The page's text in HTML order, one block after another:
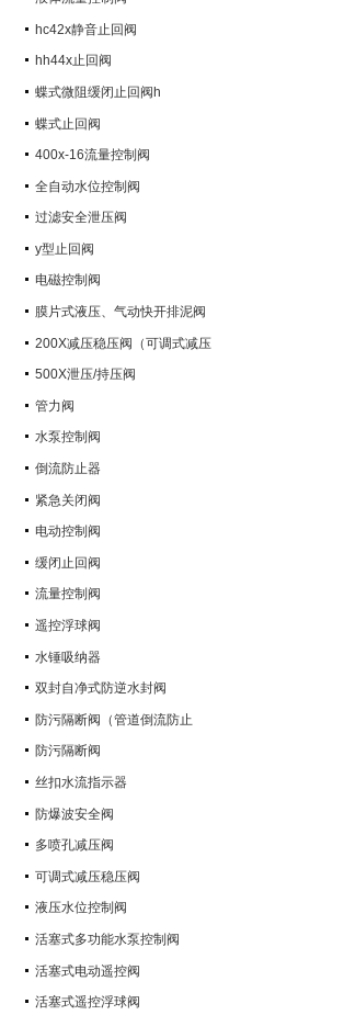
hc42x静音止回阀
hh44x止回阀
蝶式微阻缓闭止回阀h
蝶式止回阀
400x-16流量控制阀
全自动水位控制阀
过滤安全泄压阀
y型止回阀
电磁控制阀
膜片式液压、气动快开排泥阀
200X减压稳压阀（可调式减压
阀）
500X泄压/持压阀
管力阀
水泵控制阀
倒流防止器
紧急关闭阀
电动控制阀
缓闭止回阀
流量控制阀
遥控浮球阀
水锤吸纳器
双封自净式防逆水封阀
防污隔断阀（管道倒流防止
防污隔断阀
丝扣水流指示器
防爆波安全阀
多喷孔减压阀
可调式减压稳压阀
液压水位控制阀
活塞式多功能水泵控制阀
活塞式电动遥控阀
活塞式遥控浮球阀